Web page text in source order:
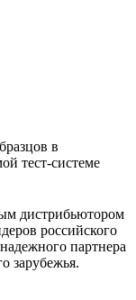
в
тест-системе
дистрибьютором
российского
партнера
зарубежья.